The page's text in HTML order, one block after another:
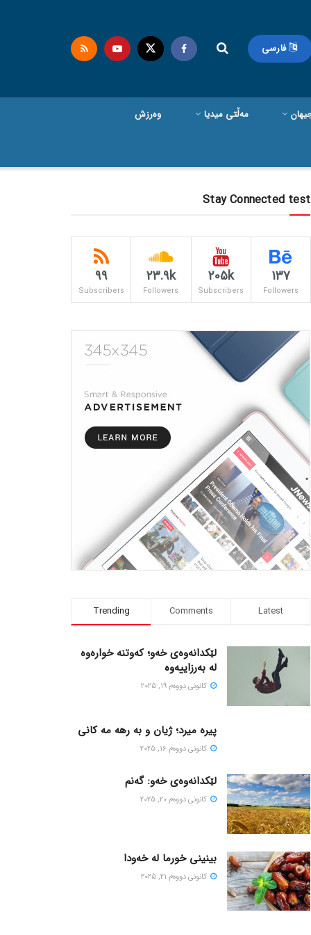
فارسی
مەڵتی میدیا وەرزش
Stay Connected test
137
Followers
205k
Subscribers
23.9k
Followers
99
Subscribers
Trending Comments Latest
لێکدانەوەی خەو؛ کەوتنە خوارەوە
لە بەرزاییەوە
كانونی دووه‌م 19, 2025
پیره میرد؛ ژیان و به رهه مه کانی
كانونی دووه‌م 16, 2025
لێکدانەوەی خەو: گەنم
كانونی دووه‌م 20, 2025
بینینی خورما لە خەودا
كانونی دووه‌م 21, 2025